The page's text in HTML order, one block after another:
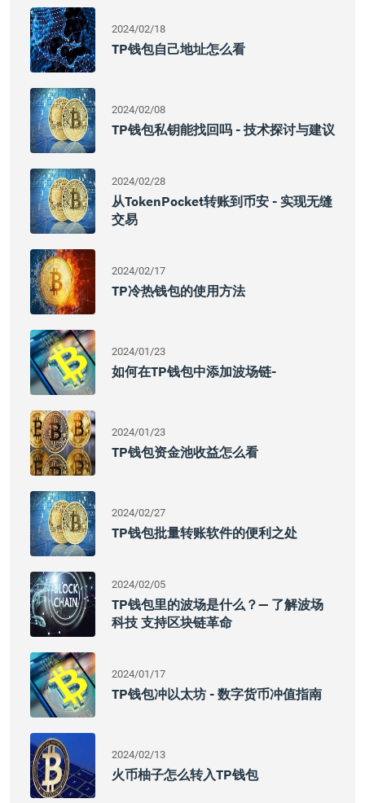
2024/02/18
TP钱包自己地址怎么看
2024/02/08
TP钱包私钥能找回吗 - 技术探讨与建议
2024/02/28
从TokenPocket转账到币安 - 实现无缝
交易
2024/02/17
TP冷热钱包的使用方法
2024/01/23
如何在TP钱包中添加波场链-
2024/01/23
TP钱包资金池收益怎么看
2024/02/27
TP钱包批量转账软件的便利之处
2024/02/05
TP钱包里的波场是什么？— 了解波场
科技 支持区块链革命
2024/01/17
TP钱包冲以太坊 - 数字货币冲值指南
2024/02/13
火币柚子怎么转入TP钱包